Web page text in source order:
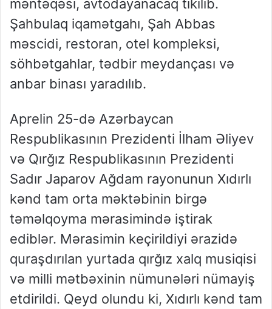
məntəqəsi, avtodayanacaq tikilib.
Şahbulaq iqamətgahı, Şah Abbas
məscidi, restoran, otel kompleksi,
söhbətgahlar, tədbir meydançası və
anbar binası yaradılıb.
Aprelin 25-də Azərbaycan
Respublikasının Prezidenti İlham Əliyev
və Qırğız Respublikasının Prezidenti
Sadır Japarov Ağdam rayonunun Xıdırlı
kənd tam orta məktəbinin birgə
təməlqoyma mərasimində iştirak
ediblər. Mərasimin keçirildiyi ərazidə
quraşdırılan yurtada qırğız xalq musiqisi
və milli mətbəxinin nümunələri nümayiş
etdirildi. Qeyd olundu ki, Xıdırlı kənd tam